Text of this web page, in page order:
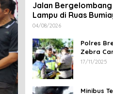
Jalan Bergelombang
Lampu di Ruas
Bantarkawung Telan
04/08/2026
Polres
Zebra
Turunkan
17/11/2025
Minibus